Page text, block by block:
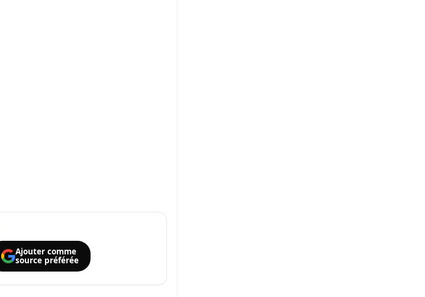
Ajouter comme
source préférée